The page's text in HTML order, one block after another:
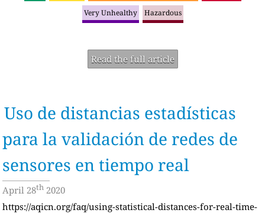
Very Unhealthy Hazardous
Read the full article
Uso de distancias estadísticas
para la validación de redes de
sensores en tiempo real
April 28th 2020
https://aqicn.org/faq/using-statistical-distances-for-real-time-